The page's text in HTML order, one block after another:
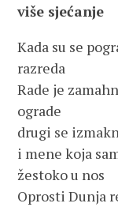
više sjećanje
Kada su se
razreda
Rade je
ograde
drugi se
i mene koja
žestoko u nos
Oprosti Dunja